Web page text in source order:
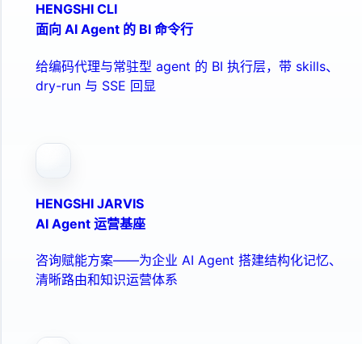
HENGSHI CLI
面向 AI Agent 的 BI 命令行
给编码代理与常驻型 agent 的 BI 执行层，带 skills、
dry-run 与 SSE 回显
HENGSHI JARVIS
AI Agent 运营基座
咨询赋能方案——为企业 AI Agent 搭建结构化记忆、
清晰路由和知识运营体系